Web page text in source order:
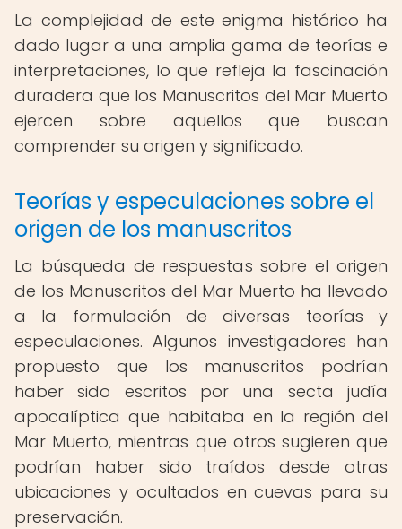
La complejidad de este enigma histórico ha
dado lugar a una amplia gama de teorías e
interpretaciones, lo que refleja la fascinación
duradera que los Manuscritos del Mar Muerto
ejercen sobre aquellos que buscan
comprender su origen y significado.
Teorías y especulaciones sobre el
origen de los manuscritos
La búsqueda de respuestas sobre el origen
de los Manuscritos del Mar Muerto ha llevado
a la formulación de diversas teorías y
especulaciones. Algunos investigadores han
propuesto que los manuscritos podrían
haber sido escritos por una secta judía
apocalíptica que habitaba en la región del
Mar Muerto, mientras que otros sugieren que
podrían haber sido traídos desde otras
ubicaciones y ocultados en cuevas para su
preservación.